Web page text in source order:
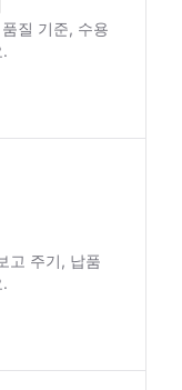
질 기준, 수용
고 주기, 납품